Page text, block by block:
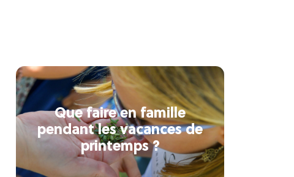
Que faire en famille
pendant les vacances de
printemps ?